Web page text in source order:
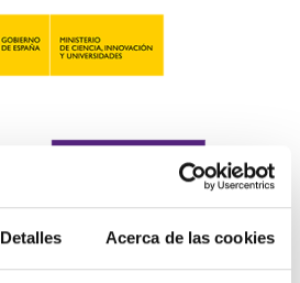
Detalles Acerca de las cookies